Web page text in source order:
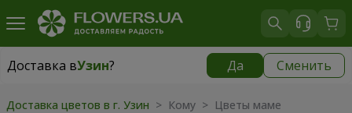
Доставка вУзин? Да Сменить
Доставка вУзин
Доставка цветов в г. Узин > Кому > Цветы маме